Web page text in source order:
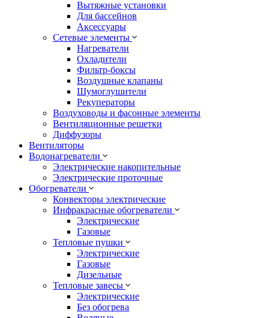
Вытяжные установки
Для бассейнов
Аксессуары
Сетевые элементы
Нагреватели
Охладители
Фильтр-боксы
Воздушные клапаны
Шумоглушители
Рекуператоры
Воздуховоды и фасонные элементы
Вентиляционные решетки
Диффузоры
Вентиляторы
Водонагреватели
Электрические накопительные
Электрические проточные
Обогреватели
Конвекторы электрические
Инфракрасные обогреватели
Электрические
Газовые
Тепловые пушки
Электрические
Газовые
Дизельные
Тепловые завесы
Электрические
Без обогрева